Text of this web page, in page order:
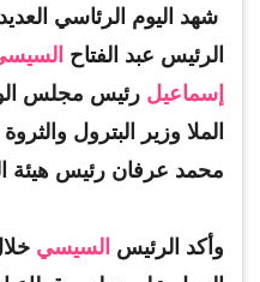
شهد اليوم الرئاسي
الرئيس عبد الفتاح
إسماعيل رئيس مجلس
الملا وزير البترول
محمد عرفان رئيس هيئة
وأكد الرئيس السيسي